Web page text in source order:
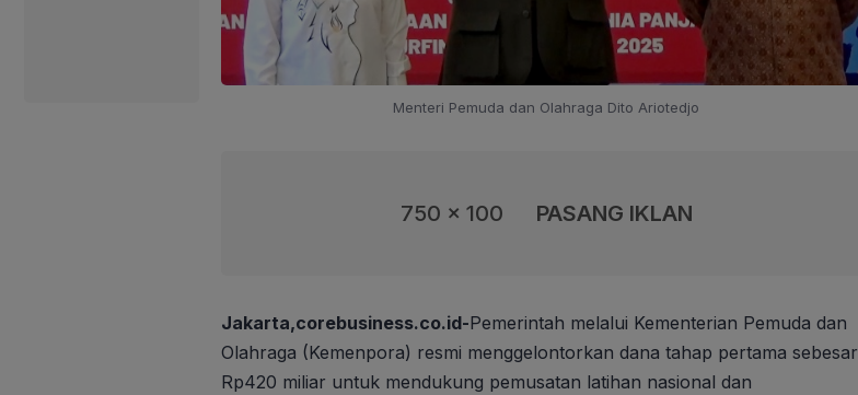
Menteri Pemuda dan Olahraga Dito Ariotedjo
750 x 100 PASANG IKLAN
Jakarta,corebusiness.co.id-Pemerintah melalui Kementerian Pemuda dan
Olahraga (Kemenpora) resmi menggelontorkan dana tahap pertama sebesar
Rp420 miliar untuk mendukung pemusatan latihan nasional dan